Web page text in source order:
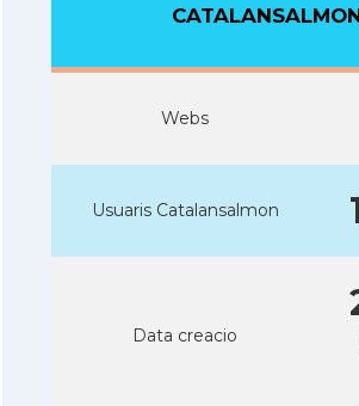
Webs
Usuaris Catalansalmon
Data creacio